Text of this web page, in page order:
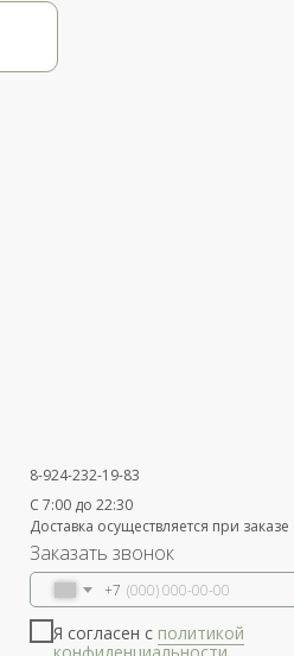
8-924-232-19-83
С 7:00 до 22:30
Доставка осуществляется при
Заказать звонок
+7
Я согласен с политикой